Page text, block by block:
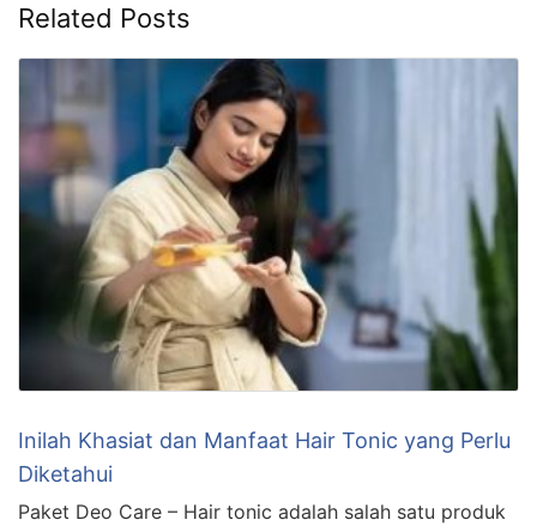
Related Posts
Inilah Khasiat dan Manfaat Hair Tonic yang Perlu
Diketahui
Paket Deo Care – Hair tonic adalah salah satu produk